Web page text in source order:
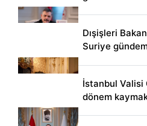
Dışişleri
Suriye
İstanbul Valisi
dönem